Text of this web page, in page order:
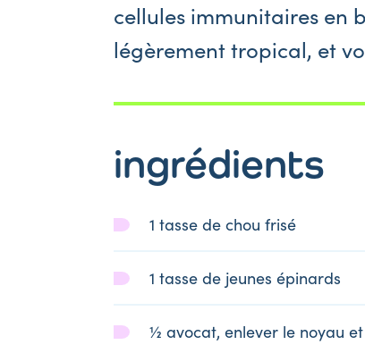
cellules immunitaires en
légèrement tropical, et
ingrédients
1 tasse de chou frisé
1 tasse de jeunes épinards
½ avocat, enlever le noyau